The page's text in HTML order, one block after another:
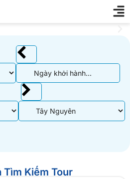
Ngày khởi hành...
Tìm Kiếm Tour